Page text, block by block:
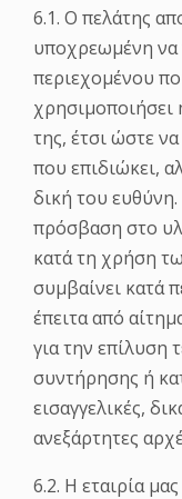
6.1. Ο πελάτης
υποχρεωμένη να
περιεχομένου
χρησιμοποιήσει
της, έτσι ώστε
που επιδιώκει,
δική του ευθύνη.
πρόσβαση στο
κατά τη χρήση
συμβαίνει κατά
έπειτα από
για την επίλυση
συντήρησης ή
εισαγγελικές,
ανεξάρτητες
6.2. Η εταιρία